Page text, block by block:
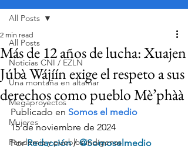
All Posts
Noticias CNI / EZLN
Una montaña en altamar
Megaproyectos
Mujeres
Pandemia y pueblos indígenas
All Posts
Más de 12 años de lucha: Xuajen
Júbà Wájíín exige el respeto a sus
derechos como pueblo Mè’phàà
2 min read
Publicado en Somos el medio
15 de noviembre de 2024
Por Redacción / @Somoselmedio